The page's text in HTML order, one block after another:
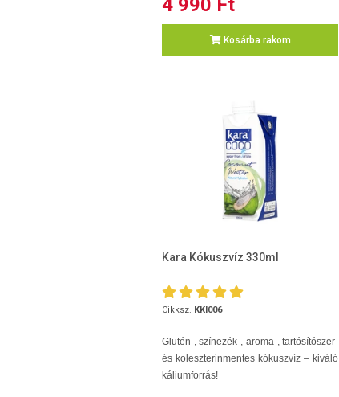
4 990 Ft
Kosárba rakom
Kara Kókuszvíz 330ml
Cikksz. KKI006
Glutén-, színezék-, aroma-, tartósítószer-
és koleszterinmentes kókuszvíz – kiváló
káliumforrás!